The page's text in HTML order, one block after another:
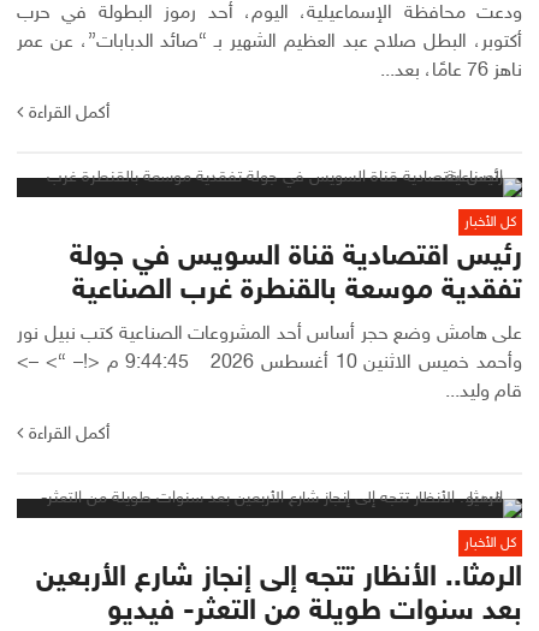
ودعت محافظة الإسماعيلية، اليوم، أحد رموز البطولة في حرب
أكتوبر، البطل صلاح عبد العظيم الشهير بـ “صائد الدبابات”، عن عمر
ناهز 76 عامًا، بعد...
أكمل القراءة
كل الأخبار
رئيس اقتصادية قناة السويس في جولة
تفقدية موسعة بالقنطرة غرب الصناعية
على هامش وضع حجر أساس أحد المشروعات الصناعية كتب نبيل نور
وأحمد خميس الاثنين 10 أغسطس 2026 9:44:45 م <!– “> –>
قام وليد...
أكمل القراءة
كل الأخبار
الرمثا.. الأنظار تتجه إلى إنجاز شارع الأربعين
بعد سنوات طويلة من التعثر- فيديو